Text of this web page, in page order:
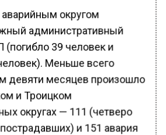
округом
административный
39 человек и
Меньше всего
девяти месяцев произошло
и Троицком
округах — 111 (четверо
и 151 авария